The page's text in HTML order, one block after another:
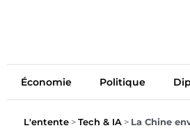
Économie Politique
L'entente> Tech & IA> La Chine